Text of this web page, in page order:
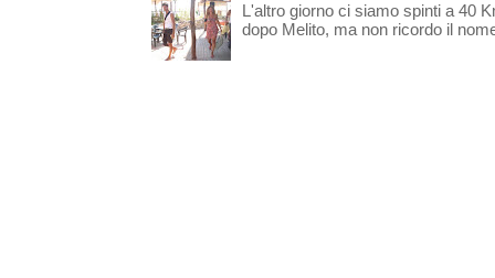
L'altro giorno ci siamo spinti a 40
dopo Melito, ma non ricordo il